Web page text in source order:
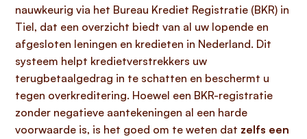
nauwkeurig via het Bureau Krediet Registratie (BKR) in
Tiel, dat een overzicht biedt van al uw lopende en
afgesloten leningen en kredieten in Nederland. Dit
systeem helpt kredietverstrekkers uw
terugbetaalgedrag in te schatten en beschermt u
tegen overkreditering. Hoewel een BKR-registratie
zonder negatieve aantekeningen al een harde
voorwaarde is, is het goed om te weten dat zelfs een